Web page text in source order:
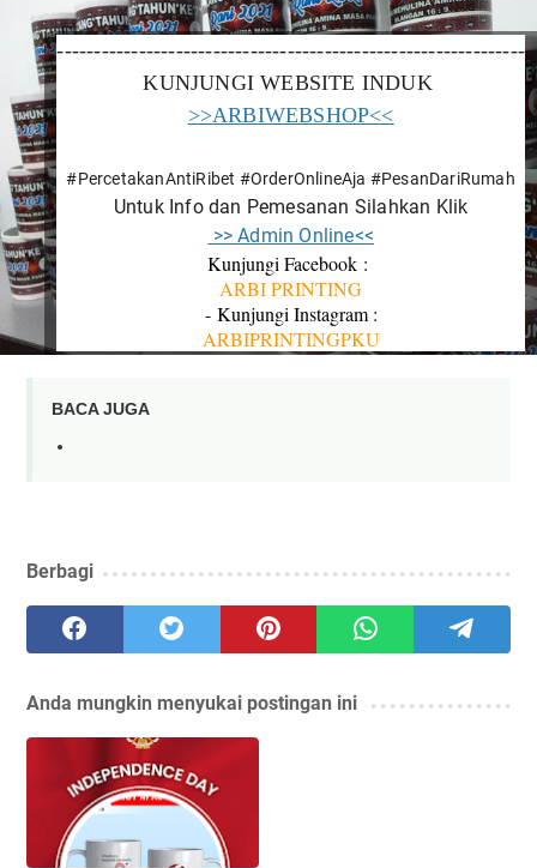
---------------------------------------------------------------
KUNJUNGI WEBSITE INDUK
>>ARBIWEBSHOP<<
#PercetakanAntiRibet #OrderOnlineAja #PesanDariRumah
Untuk Info dan Pemesanan Silahkan Klik
>> Admin Online<<
Kunjungi Facebook :
ARBI PRINTING
- Kunjungi Instagram :
ARBIPRINTINGPKU
BACA JUGA
Berbagi
Anda mungkin menyukai postingan ini